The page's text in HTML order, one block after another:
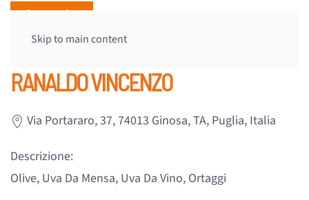
Skip to main content
RANALDO VINCENZO
Via Portararo, 37, 74013 Ginosa, TA, Puglia, Italia
Descrizione:
Olive, Uva Da Mensa, Uva Da Vino, Ortaggi